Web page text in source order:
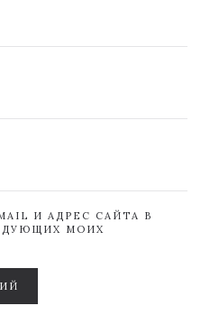
И АДРЕС САЙТА В
МОИХ